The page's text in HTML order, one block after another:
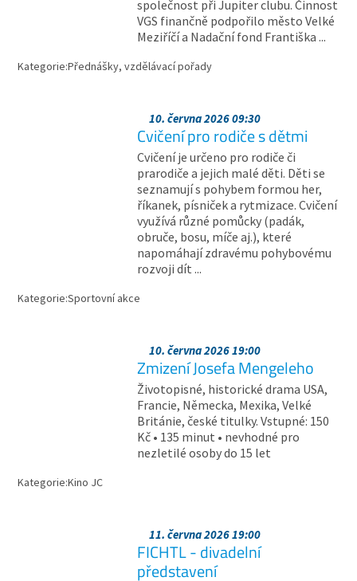
společnost při Jupiter clubu. Činnost
VGS finančně podpořilo město Velké
Meziříčí a Nadační fond Františka ...
Kategorie:Přednášky, vzdělávací pořady
10. června 2026 09:30
Cvičení pro rodiče s dětmi
Cvičení je určeno pro rodiče či
prarodiče a jejich malé děti. Děti se
seznamují s pohybem formou her,
říkanek, písniček a rytmizace. Cvičení
využívá různé pomůcky (padák,
obruče, bosu, míče aj.), které
napomáhají zdravému pohybovému
rozvoji dít ...
Kategorie:Sportovní akce
10. června 2026 19:00
Zmizení Josefa Mengeleho
Životopisné, historické drama USA,
Francie, Německa, Mexika, Velké
Británie, české titulky. Vstupné: 150
Kč • 135 minut • nevhodné pro
nezletilé osoby do 15 let
Kategorie:Kino JC
11. června 2026 19:00
FICHTL - divadelní
představení